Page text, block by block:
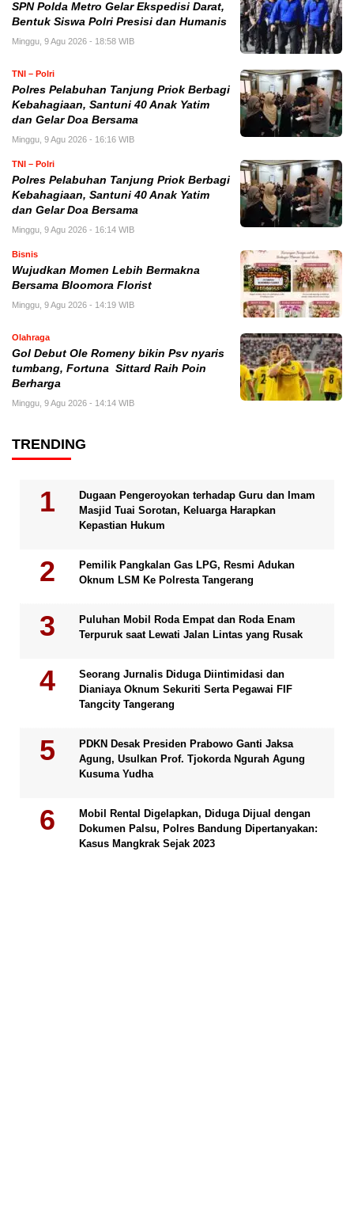
SPN Polda Metro Gelar Ekspedisi Darat,
Bentuk Siswa Polri Presisi dan Humanis
Minggu, 9 Agu 2026 - 18:58 WIB
TNI – Polri
Polres Pelabuhan Tanjung Priok Berbagi
Kebahagiaan, Santuni 40 Anak Yatim
dan Gelar Doa Bersama
Minggu, 9 Agu 2026 - 16:16 WIB
TNI – Polri
Polres Pelabuhan Tanjung Priok Berbagi
Kebahagiaan, Santuni 40 Anak Yatim
dan Gelar Doa Bersama
Minggu, 9 Agu 2026 - 16:14 WIB
Bisnis
Wujudkan Momen Lebih Bermakna
Bersama Bloomora Florist
Minggu, 9 Agu 2026 - 14:19 WIB
Olahraga
Gol Debut Ole Romeny bikin Psv nyaris
tumbang, Fortuna Sittard Raih Poin
Berharga
Minggu, 9 Agu 2026 - 14:14 WIB
TRENDING
Dugaan Pengeroyokan terhadap Guru dan Imam
Masjid Tuai Sorotan, Keluarga Harapkan
Kepastian Hukum
Pemilik Pangkalan Gas LPG, Resmi Adukan
Oknum LSM Ke Polresta Tangerang
Puluhan Mobil Roda Empat dan Roda Enam
Terpuruk saat Lewati Jalan Lintas yang Rusak
Seorang Jurnalis Diduga Diintimidasi dan
Dianiaya Oknum Sekuriti Serta Pegawai FIF
Tangcity Tangerang
PDKN Desak Presiden Prabowo Ganti Jaksa
Agung, Usulkan Prof. Tjokorda Ngurah Agung
Kusuma Yudha
Mobil Rental Digelapkan, Diduga Dijual dengan
Dokumen Palsu, Polres Bandung Dipertanyakan:
Kasus Mangkrak Sejak 2023